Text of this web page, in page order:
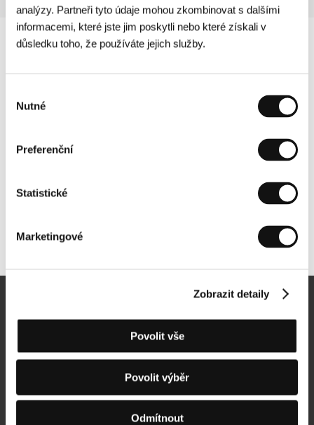
analýzy. Partneři tyto údaje mohou zkombinovat s dalšími
informacemi, které jste jim poskytli nebo které získali v
důsledku toho, že používáte jejich služby.
souhlasu
Nutné
Preferenční
Statistické
Marketingové
Zobrazit detaily
Povolit vše
Povolit výběr
Odmítnout
Newsletter
Přihlásit se k odběru